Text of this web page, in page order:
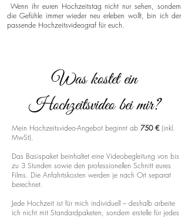
Wenn ihr euren Hochzeitstag nicht nur sehen, sondern
die Gefühle immer wieder neu erleben wollt, bin ich der
passende Hochzeitsvideograf für euch.
Was kostet ein
Hochzeitsvideo bei mir?
Mein Hochzeitsvideo-Angebot beginnt ab 750 € (inkl.
MwSt).
Das Basispaket beinhaltet eine Videobegleitung von bis
zu 3 Stunden sowie den professionellen Schnitt eures
Films. Die Anfahrtskosten werden je nach Ort separat
berechnet.
Jede Hochzeit ist für mich individuell – deshalb arbeite
ich nicht mit Standardpaketen, sondern erstelle für jedes